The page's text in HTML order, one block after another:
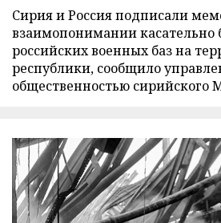
Сирия и Россия подписали
взаимопонимании касательно
российских военных баз на
республики, сообщило
общественностью сирийского